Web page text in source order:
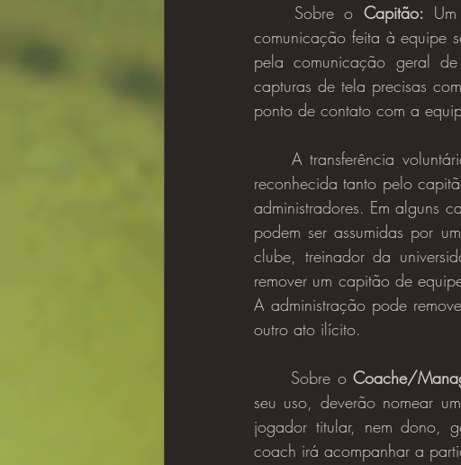
	Sobre o
Capitão:
comunicação feita à equipe
pela comunicação geral
capturas de tela precisas
ponto de contato com a
	A transferência voluntária da função e responsabilidades do capitão da equipe deve ser
reconhecida tanto pelo
administradores. Em alguns
podem ser assumidas por
clube, treinador da
remover um capitão de
A administração pode
outro ato ilícito.
	Sobre o
Coache/
seu uso, deverão nomear
jogador titular, nem dono,
coach irá acompanhar a